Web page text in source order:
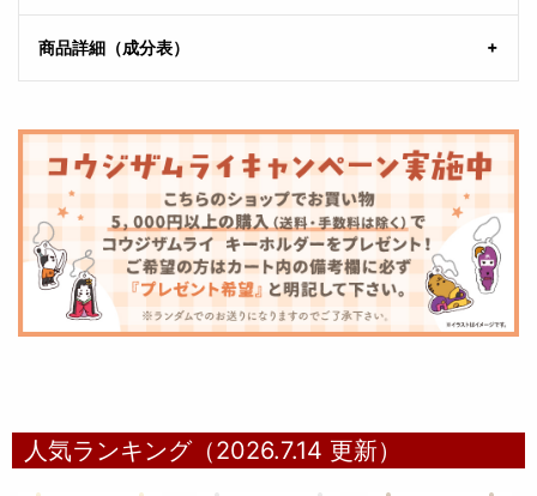
商品詳細（成分表）
人気ランキング（2026.7.14 更新）